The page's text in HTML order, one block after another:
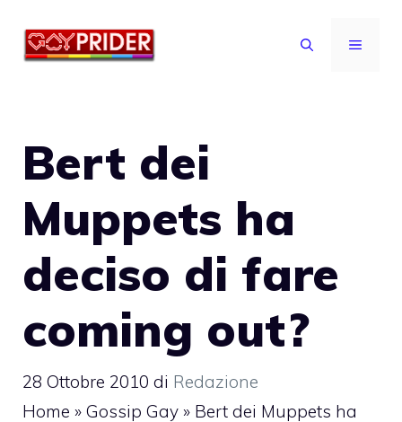
MENU
Bert dei
Muppets ha
deciso di fare
coming out?
28 Ottobre 2010 di Redazione
Home » Gossip Gay » Bert dei Muppets ha